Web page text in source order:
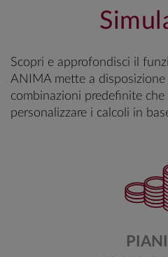
Scopri e approfondisci il
ANIMA mette a disposizione
combinazioni predefinite
personalizzare i calcoli in